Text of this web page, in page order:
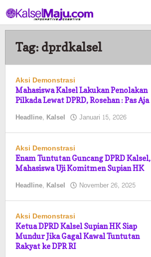
ke
konten
Tag: dprdkalsel
Aksi Demonstrasi
Mahasiswa Kalsel Lakukan Penolakan
Pilkada Lewat DPRD, Rosehan : Pas Aja
Headline, Kalsel Januari 15, 2026
Aksi Demonstrasi
Enam Tuntutan Guncang DPRD Kalsel,
Mahasiswa Uji Komitmen Supian HK
Headline, Kalsel November 26, 2025
Aksi Demonstrasi
Ketua DPRD Kalsel Supian HK Siap
Mundur Jika Gagal Kawal Tuntutan
Rakyat ke DPR RI